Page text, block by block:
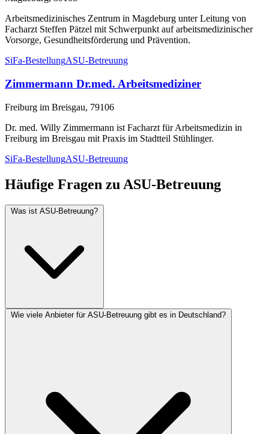
Arbeitsmedizinisches Zentrum in Magdeburg unter Leitung von
Facharzt Steffen Pätzel mit Schwerpunkt auf arbeitsmedizinischer
Vorsorge, Gesundheitsförderung und Prävention.
SiFa-BestellungASU-Betreuung
Zimmermann Dr.med. Arbeitsmediziner
Freiburg im Breisgau, 79106
Dr. med. Willy Zimmermann ist Facharzt für Arbeitsmedizin in
Freiburg im Breisgau mit Praxis im Stadtteil Stühlinger.
SiFa-BestellungASU-Betreuung
Häufige Fragen zu ASU-Betreuung